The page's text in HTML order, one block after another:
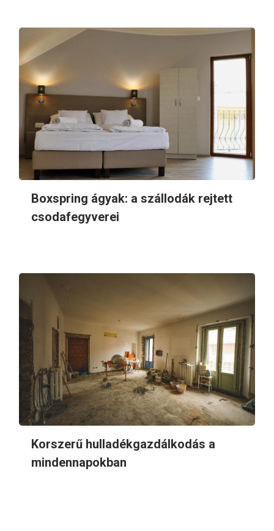
Boxspring ágyak: a szállodák rejtett
csodafegyverei
Korszerű hulladékgazdálkodás a
mindennapokban